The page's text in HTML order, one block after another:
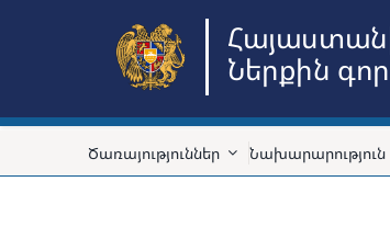
Ներքին
Ծառայություններ Նախարարություն